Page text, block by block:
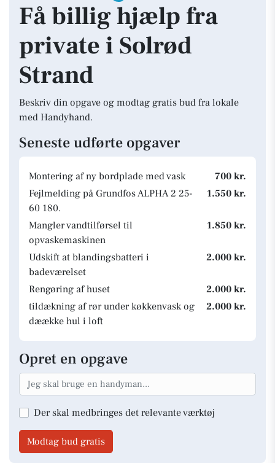
Få billig hjælp fra
private i Solrød
Strand
Beskriv din opgave og modtag gratis bud fra lokale
med Handyhand.
Seneste udførte opgaver
Montering af ny bordplade med vask
700 kr.
Fejlmelding på Grundfos ALPHA 2 25-
60 180.
1.550 kr.
Mangler vandtilførsel til
opvaskemaskinen
1.850 kr.
Udskift at blandingsbatteri i
badeværelset
2.000 kr.
Rengøring af huset
2.000 kr.
tildækning af rør under køkkenvask og
dæække hul i loft
2.000 kr.
Opret en opgave
Der skal medbringes det relevante værktøj
Modtag bud gratis